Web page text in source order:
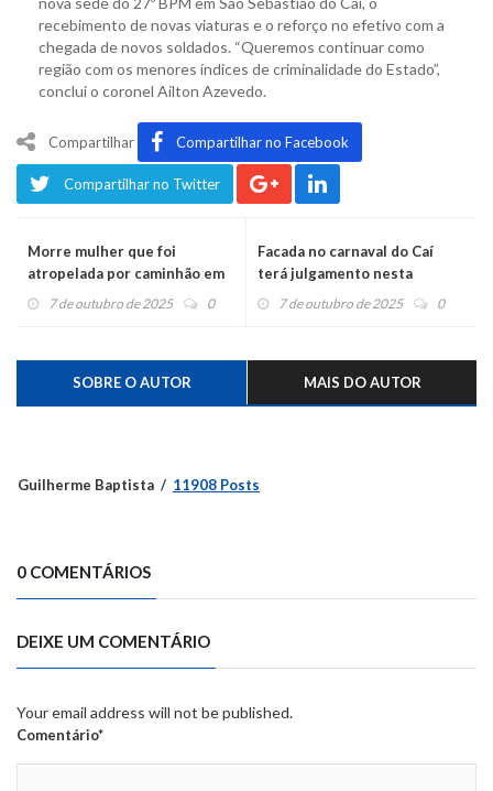
recebimento de novas viaturas e o reforço no efetivo com a
chegada de novos soldados. “Queremos continuar como
região com os menores índices de criminalidade do Estado”,
conclui o coronel Ailton Azevedo.
Compartilhar Compartilhar no Facebook
Compartilhar no Twitter
Morre mulher que foi
atropelada por caminhão em
Salvador do Sul
7 de outubro de 2025 0
Facada no carnaval do Caí
terá julgamento nesta
quarta-feira
7 de outubro de 2025 0
SOBRE O AUTOR MAIS DO AUTOR
Guilherme Baptista 11908 Posts
0 COMENTÁRIOS
DEIXE UM COMENTÁRIO
Your email address will not be published.
Comentário*